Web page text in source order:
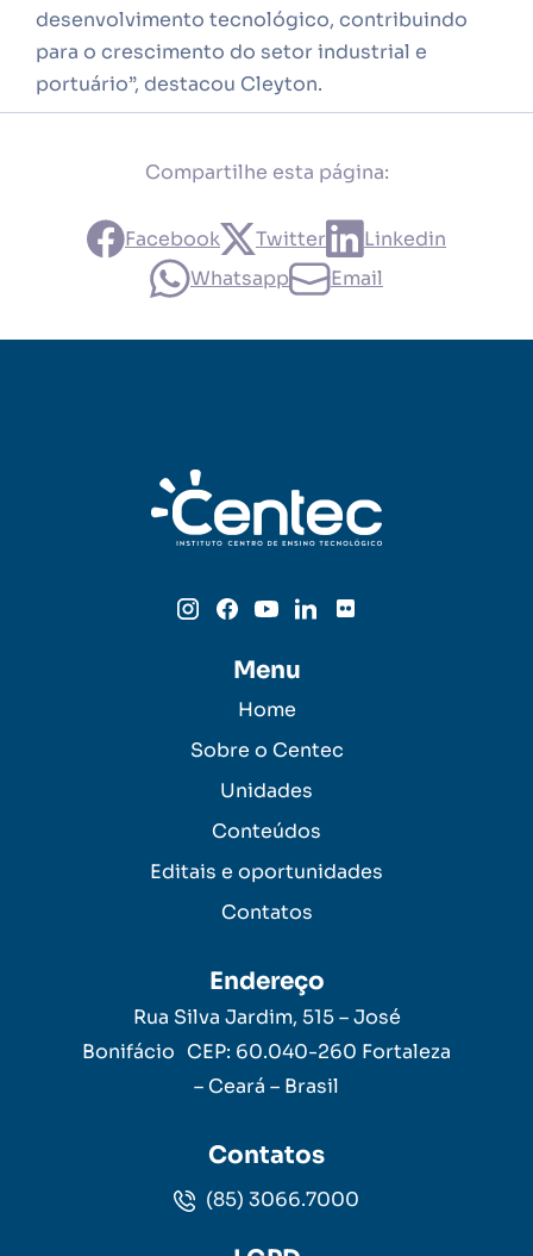
desenvolvimento tecnológico, contribuindo
para o crescimento do setor industrial e
portuário”, destacou Cleyton.
Compartilhe esta página:
Facebook Twitter
Linkedin
Whatsapp
Email
Menu
Home
Sobre o Centec
Unidades
Conteúdos
Editais e oportunidades
Contatos
Endereço
Rua Silva Jardim, 515 – José
Bonifácio CEP: 60.040-260 Fortaleza
– Ceará – Brasil
Contatos
(85) 3066.7000